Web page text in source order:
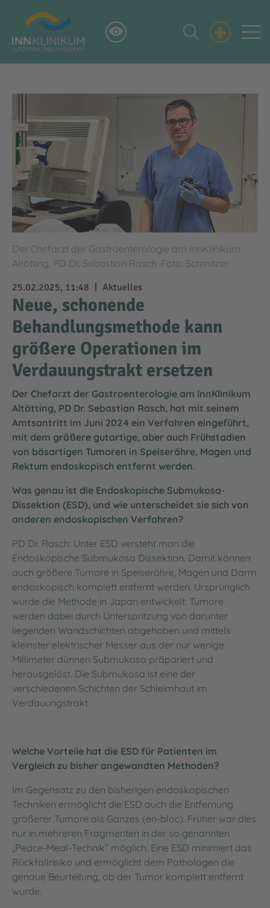
+
25.02.2025, 11:48 Aktuelles
Neue, schonende
Behandlungsmethode kann
größere Operationen im
Verdauungstrakt ersetzen
Der Chefarzt der Gastroenterologie am InnKlinikum
Altötting, PD Dr. Sebastian Rasch, hat mit seinem
Amtsantritt im Juni 2024 ein Verfahren eingeführt,
mit dem größere gutartige, aber auch Frühstadien
von bösartigen Tumoren in Speiseröhre, Magen und
Rektum endoskopisch entfernt werden.
Was genau ist die Endoskopische Submukosa-
Dissektion (ESD), und wie unterscheidet sie sich von
anderen endoskopischen Verfahren?
PD Dr. Rasch: Unter ESD versteht man die
Endoskopische Submukosa Dissektion. Damit können
auch größere Tumore in Speiseröhre, Magen und Darm
endoskopisch komplett entfernt werden. Ursprünglich
wurde die Methode in Japan entwickelt. Tumore
werden dabei durch Unterspritzung von darunter
liegenden Wandschichten abgehoben und mittels
kleinster elektrischer Messer aus der nur wenige
Millimeter dünnen Submukosa präpariert und
herausgelöst. Die Submukosa ist eine der
verschiedenen Schichten der Schleimhaut im
Verdauungstrakt
Welche Vorteile hat die ESD für Patienten im
Vergleich zu bisher angewandten Methoden?
Im Gegensatz zu den bisherigen endoskopischen
Techniken ermöglicht die ESD auch die Entfernung
größerer Tumore als Ganzes (en-bloc). Früher war dies
nur in mehreren Fragmenten in der so genannten
„Peace-Meal-Technik” möglich. Eine ESD minimiert das
Rückfallrisiko und ermöglicht dem Pathologen die
genaue Beurteilung, ob der Tumor komplett entfernt
wurde.
Der Chefarzt der Gastroenterologie am InnKlinikum
Altötting, PD Dr. Sebastian Rasch. Foto: Schmitzer